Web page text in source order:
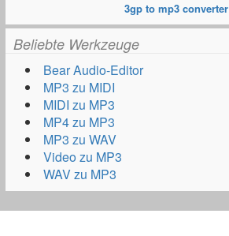
3gp to mp3 converter
Beliebte Werkzeuge
Bear Audio-Editor
MP3 zu MIDI
MIDI zu MP3
MP4 zu MP3
MP3 zu WAV
Video zu MP3
WAV zu MP3